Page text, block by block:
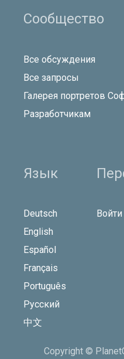
Сообщество
Все обсуждения
Все запросы
Галерея портретов
Разработчикам
Язык
Deutsch
English
Español
Français
Português
Русский
中文
Войти
Copyright ©